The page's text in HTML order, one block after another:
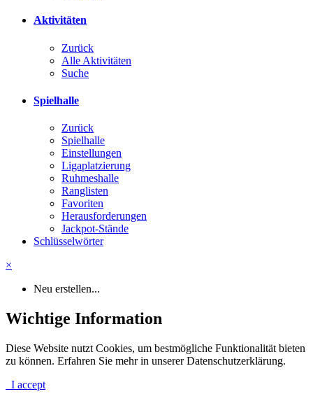
Aktivitäten
Zurück
Alle Aktivitäten
Suche
Spielhalle
Zurück
Spielhalle
Einstellungen
Ligaplatzierung
Ruhmeshalle
Ranglisten
Favoriten
Herausforderungen
Jackpot-Stände
Schlüsselwörter
×
Neu erstellen...
Wichtige Information
Diese Website nutzt Cookies, um bestmögliche Funktionalität bieten
zu können. Erfahren Sie mehr in unserer Datenschutzerklärung.
I accept